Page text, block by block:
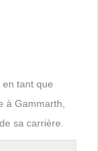
tant que
à Gammarth,
sa carrière.